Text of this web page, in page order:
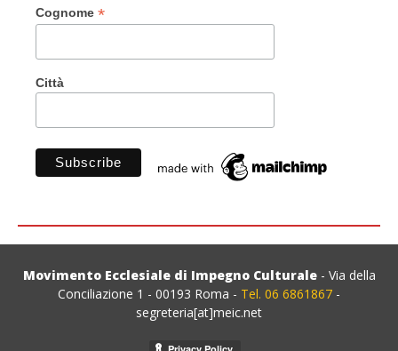
Cognome *
Città
Movimento Ecclesiale di Impegno Culturale- Via della
Conciliazione 1 - 00193 Roma - Tel. 06 6861867 -
segreteria[at]meic.net